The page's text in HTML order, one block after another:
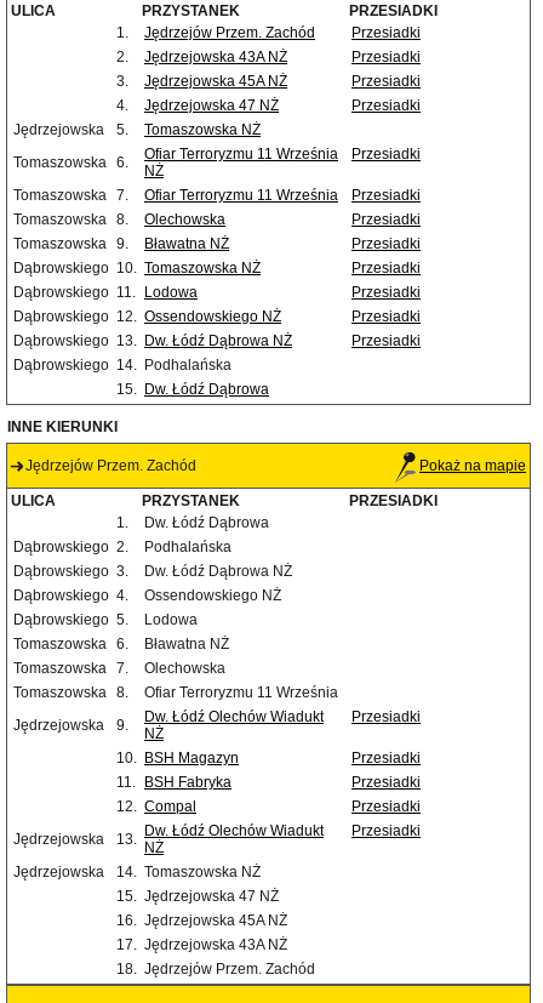
ULICA PRZYSTANEK
PRZESIADKI
1.
Jędrzejów Przem. Zachód
Przesiadki
2.
Jędrzejowska 43A NŻ
Przesiadki
3.
Jędrzejowska 45A NŻ
Przesiadki
4.
Jędrzejowska 47 NŻ
Przesiadki
Jędrzejowska
5.
Tomaszowska NŻ
Tomaszowska 6.
Ofiar Terroryzmu 11 Września
NŻ
Przesiadki
Tomaszowska 7. Ofiar Terroryzmu 11 Września
Przesiadki
Tomaszowska 8. Olechowska
Przesiadki
Tomaszowska 9. Bławatna NŻ
Przesiadki
Dąbrowskiego 10. Tomaszowska NŻ
Przesiadki
Dąbrowskiego 11. Lodowa
Przesiadki
Dąbrowskiego 12. Ossendowskiego NŻ
Przesiadki
Dąbrowskiego 13. Dw. Łódź Dąbrowa NŻ
Przesiadki
Dąbrowskiego 14. Podhalańska
15. Dw. Łódź Dąbrowa
INNE KIERUNKI
Jędrzejów Przem. Zachód Pokaż na mapie
ULICA PRZYSTANEK
PRZESIADKI
1.
Dw. Łódź Dąbrowa
Dąbrowskiego 2.
Podhalańska
Dąbrowskiego 3.
Dw. Łódź Dąbrowa NŻ
Dąbrowskiego 4.
Ossendowskiego NŻ
Dąbrowskiego 5.
Lodowa
Tomaszowska 6.
Bławatna NŻ
Tomaszowska 7.
Olechowska
Tomaszowska 8.
Ofiar Terroryzmu 11 Września
Jędrzejowska
9.
Dw. Łódź Olechów Wiadukt
NŻ
Przesiadki
10. BSH Magazyn
Przesiadki
11.
BSH Fabryka
Przesiadki
12. Compal
Przesiadki
Jędrzejowska
13. Dw. Łódź Olechów Wiadukt
NŻ
Przesiadki
Jędrzejowska 14. Tomaszowska NŻ
15. Jędrzejowska 47 NŻ
16. Jędrzejowska 45A NŻ
17. Jędrzejowska 43A NŻ
18. Jędrzejów Przem. Zachód